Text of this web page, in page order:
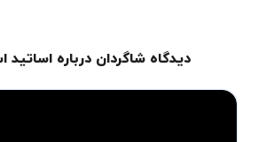
دیدگاه شاگردان درباره اساتید